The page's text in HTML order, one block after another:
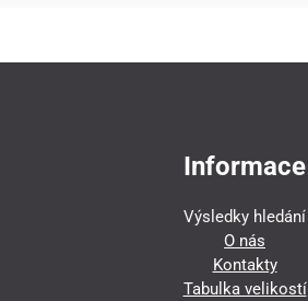
Informace
Výsledky hledání
O nás
Kontakty
Tabulka velikostí